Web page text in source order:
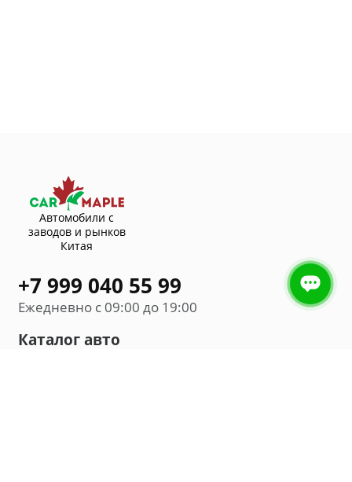
Автомобили с
заводов и рынков
Китая
+7 999 040 55 99
Ежедневно с 09:00 до 19:00
Каталог авто